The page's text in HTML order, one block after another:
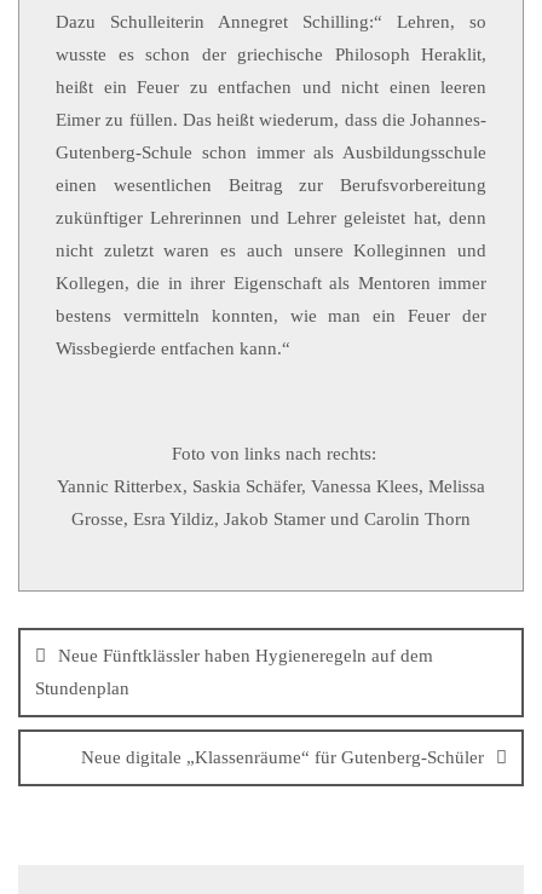
Dazu Schulleiterin Annegret Schilling:“ Lehren, so
wusste es schon der griechische Philosoph Heraklit,
heißt ein Feuer zu entfachen und nicht einen leeren
Eimer zu füllen. Das heißt wiederum, dass die Johannes-
Gutenberg-Schule schon immer als Ausbildungsschule
einen wesentlichen Beitrag zur Berufsvorbereitung
zukünftiger Lehrerinnen und Lehrer geleistet hat, denn
nicht zuletzt waren es auch unsere Kolleginnen und
Kollegen, die in ihrer Eigenschaft als Mentoren immer
bestens vermitteln konnten, wie man ein Feuer der
Wissbegierde entfachen kann.“
Foto von links nach rechts:
Yannic Ritterbex, Saskia Schäfer, Vanessa Klees, Melissa
Grosse, Esra Yildiz, Jakob Stamer und Carolin Thorn
Neue Fünftklässler haben Hygieneregeln auf dem
Stundenplan
Neue digitale „Klassenräume“ für Gutenberg-Schüler